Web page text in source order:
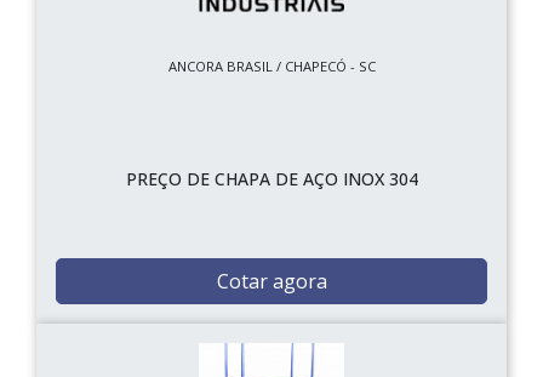
ANCORA BRASIL / CHAPECÓ - SC
PREÇO DE CHAPA DE AÇO INOX 304
Cotar agora